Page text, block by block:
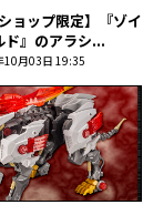
ョップ限定】『ゾイ
ド』のアラシ...
10月03日 19:35